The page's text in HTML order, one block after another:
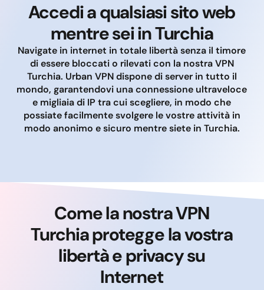
Accedi a qualsiasi sito web
mentre sei in Turchia
Navigate in internet in totale libertà senza il timore
di essere bloccati o rilevati con la nostra VPN
Turchia. Urban VPN dispone di server in tutto il
mondo, garantendovi una connessione ultraveloce
e migliaia di IP tra cui scegliere, in modo che
possiate facilmente svolgere le vostre attività in
modo anonimo e sicuro mentre siete in Turchia.
Come la nostra VPN
Turchia protegge la vostra
libertà e privacy su
Internet